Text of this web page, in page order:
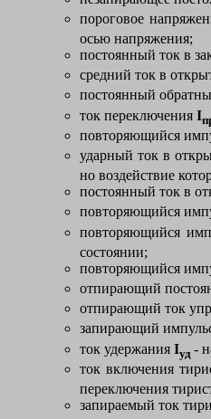
пороговое
осью напряжения;
постоянный ток в
средний ток в
постоянный
ток переключения I
повторяющийся
ударный ток в
но воздействие
постоянный ток в
повторяющийся
повторяющийся
состоянии;
повторяющийся
отпирающий
отпирающий ток
запирающий
ток удержания Iуд -
ток включения
переключения
запираемый ток